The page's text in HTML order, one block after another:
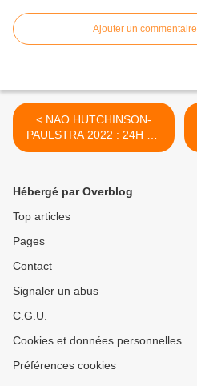
Ajouter un commentaire
< NAO HUTCHINSON-
PAULSTRA 2022 : 24H DE
GRÈVE À PAULSTRA
Hébergé par Overblog
Top articles
Pages
Contact
Signaler un abus
C.G.U.
Cookies et données personnelles
Préférences cookies